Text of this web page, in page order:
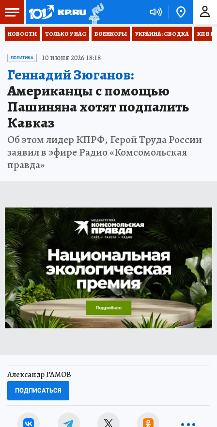
НОВОСТИ ТОЛЬКО У НАС ВОЕНКОРЫ УКРАИНА: СВОДКА КП В
ПОЛИТИКА 10 июня 2026 18:18
Геннадий Зюганов:
Американцы с помощью
Пашиняна хотят подпалить
Кавказ
Об этом лидер КПРФ, Герой Труда России
заявил в эфире Радио «Комсомольская
правда»
Александр ГАМОВ
ПОДПИСАТЬСЯ